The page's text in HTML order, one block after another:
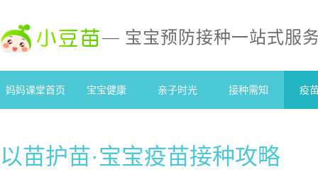
— 宝宝预防接种一站式服
妈妈课堂首页 宝宝健康 亲子时光 接种需知 疫
以苗护苗·宝宝疫苗接种攻略